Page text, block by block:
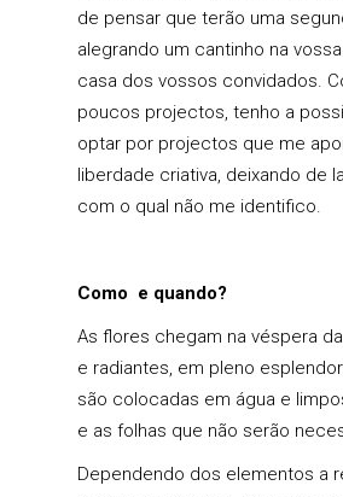
de pensar que terão uma
alegrando um cantinho na
casa dos vossos convidados.
poucos projectos, tenho a
optar por projectos que me
liberdade criativa, deixando de
com o qual não me identifico.
Como e quando?
As flores chegam na véspera
e radiantes, em pleno
são colocadas em água e
e as folhas que não serão
Dependendo dos elementos a